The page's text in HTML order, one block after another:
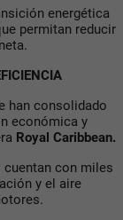
energética
permitan reducir
han consolidado
económica y
Royal Caribbean.
con miles
y el aire